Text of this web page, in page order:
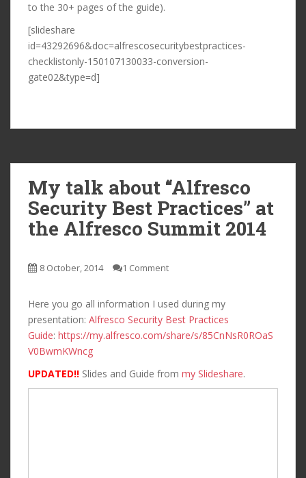
to the 30+ pages of the guide).
[slideshare
id=43292696&doc=alfrescosecuritybestpractices-
checklistonly-150107130033-conversion-
gate02&type=d]
My talk about “Alfresco
Security Best Practices” at
the Alfresco Summit 2014
8 October, 2014 1 Comment
Here you go all information I used during my
presentation: Alfresco Security Best Practices
Guide: https://my.alfresco.com/share/s/85CnNsR0ROaS
V0BwmKWncg
UPDATED!! Slides and Guide from my Slideshare.